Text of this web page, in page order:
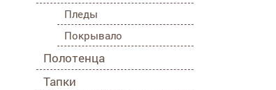
Пледы
Покрывало
Полотенца
Тапки